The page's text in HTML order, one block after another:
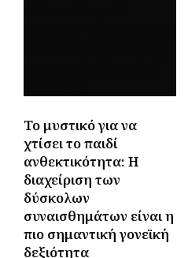
Το μυστικό για να
χτίσει το παιδί
ανθεκτικότητα: Η
διαχείριση των
δύσκολων
συναισθημάτων είναι η
πιο σημαντική γονεϊκή
δεξιότητα